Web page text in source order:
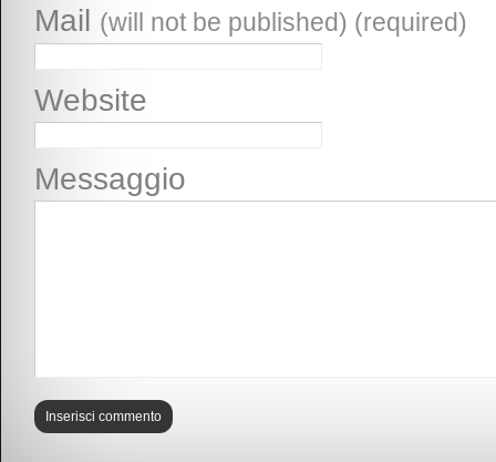
Mail (will not be published) (required)
Website
Messaggio